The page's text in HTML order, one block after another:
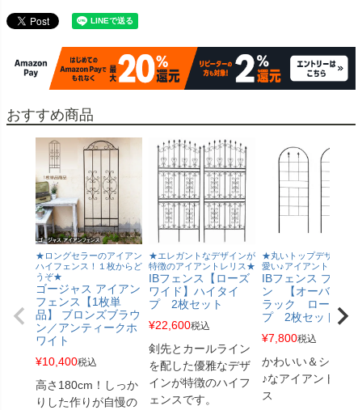
おすすめ商品
★ロングセラーのアイアン
ハイフェンス！１枚からど
うぞ★
ゴージャス アイアン
フェンス【1枚単
品】 ブロンズブラウ
ン／アンティークホ
ワイト
¥10,400税込
高さ180cm！しっか
りした作りが自慢の
★エレガントなデザインが
特徴のアイアントレリス★
IBフェンス【ローズ
ワイド】ハイタイ
プ 2枚セット
¥22,600税込
剣先とカールライン
を配した優雅なデザ
インが特徴のハイフ
ェンスです。
★丸いトップデザインが
愛い♪アイアントレリス
IBフェンス プレー
ン 【オーバル】
ラック ロータイ
プ 2枚セット
¥7,800税込
かわいい＆シンプ
♪なアイアントレリ
ス